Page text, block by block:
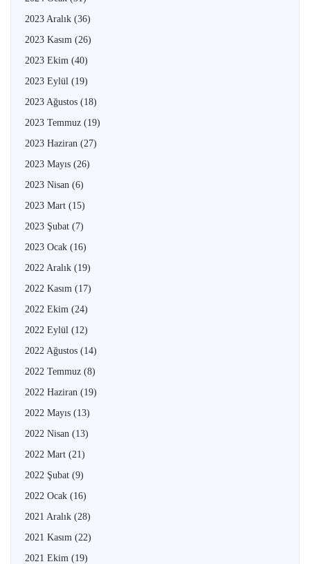
2023 Aralık (36)
2023 Kasım (26)
2023 Ekim (40)
2023 Eylül (19)
2023 Ağustos (18)
2023 Temmuz (19)
2023 Haziran (27)
2023 Mayıs (26)
2023 Nisan (6)
2023 Mart (15)
2023 Şubat (7)
2023 Ocak (16)
2022 Aralık (19)
2022 Kasım (17)
2022 Ekim (24)
2022 Eylül (12)
2022 Ağustos (14)
2022 Temmuz (8)
2022 Haziran (19)
2022 Mayıs (13)
2022 Nisan (13)
2022 Mart (21)
2022 Şubat (9)
2022 Ocak (16)
2021 Aralık (28)
2021 Kasım (22)
2021 Ekim (19)